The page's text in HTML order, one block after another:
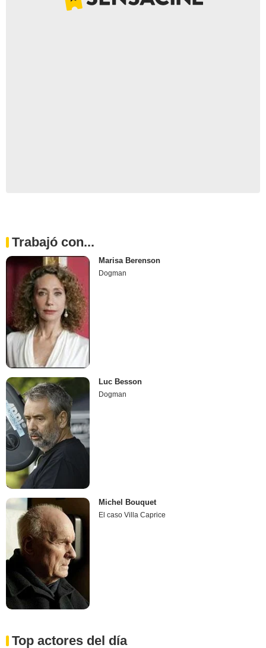
Trabajó con...
Marisa Berenson
Dogman
Luc Besson
Dogman
Michel Bouquet
El caso Villa Caprice
Top actores del día